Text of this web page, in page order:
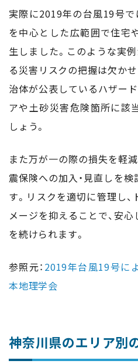
実際に2019年の台風19号で
を中心とした広範囲で住宅
生しました。このような実
る災害リスクの把握は欠か
治体が公表しているハザー
アや土砂災害危険箇所に該
しょう。
また万が一の際の損失を軽
震保険への加入・見直しを
す。リスクを適切に管理し
メージを抑えることで、安
を続けられます。
参照元： 2019年台風19号に
本地理学会
神奈川県のエリア別